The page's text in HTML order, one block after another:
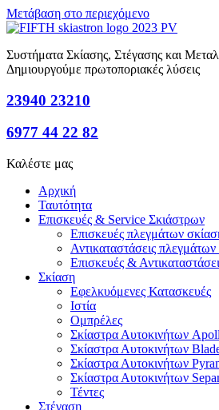
Μετάβαση στο περιεχόμενο
Συστήματα Σκίασης, Στέγασης και
Δημιουργούμε πρωτοποριακές λύσεις
23940 23210
6977 44 22 82
Καλέστε μας
Αρχική
Ταυτότητα
Επισκευές & Service Σκιάστρων
Επισκευές πλεγμάτων
Αντικαταστάσεις
Επισκευές &
Σκίαση
Εφελκυόμενες Κατασκευές
Ιστία
Ομπρέλες
Σκίαστρα Αυτοκινήτων
Σκίαστρα Αυτοκινήτων
Σκίαστρα Αυτοκινήτων
Σκίαστρα Αυτοκινήτων
Τέντες
Στέγαση